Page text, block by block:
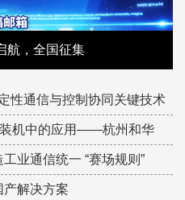
航，全国征集
性通信与控制协同关键技术
技术大赛集锦
装机中的应用——杭州和华
业通信统一 “赛场规则”
产解决方案